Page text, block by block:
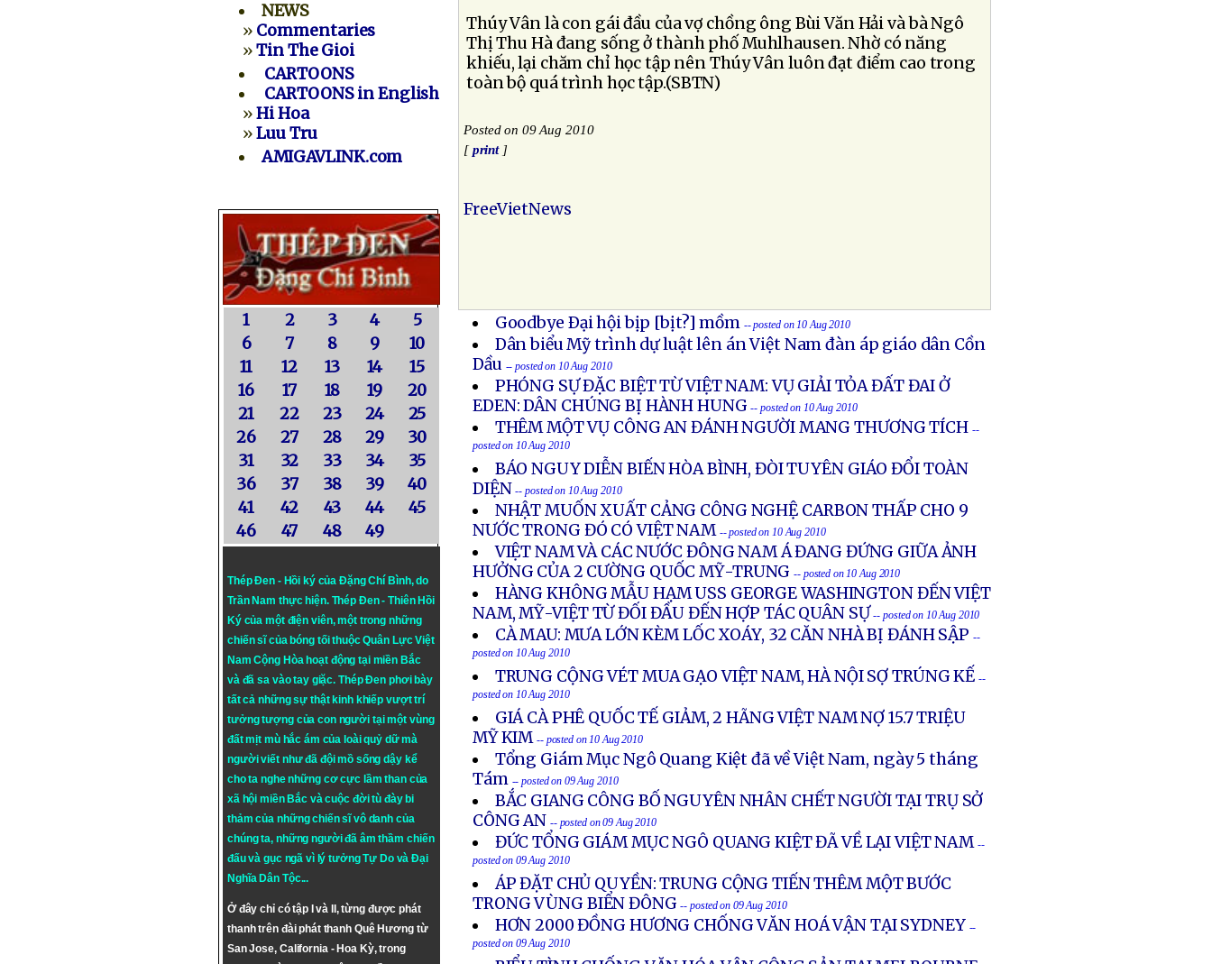
NEWS
» Commentaries
»Tin The Gioi
CARTOONS
CARTOONS in English
»Hi Hoa
»Luu Tru
AMIGAVLINK.com
1 2 3 4
5
6
7 8 9
10
11
12 13 14
15
16
17 18 19
20
21
22 23 24
25
26
27 28 29
30
31
32 33 34
35
36
37 38 39
40
41
42 43 44
45
46
47 48 49
Thép Đen - Hồi ký của Đặng Chí Bình, do
Trần Nam thực hiện. Thép Đen- Thiên Hồi
Ký của một điện viên, một trong những
chiến sĩ của bóng tối thuộc Quân Lực Việt
Nam Cộng Hòa hoạt động tại miền Bắc
và đã sa vào tay giặc. Thép Đen phơi bày
tất cả những sự thật kinh khiếp vượt trí
tưởng tượng của con người tại một vùng
đất mịt mù hắc ám của loài quỷ dữ mà
người viết như đã đội mồ sống dậy kể
cho ta nghe những cơ cực lầm than của
xã hội miền Bắc và cuộc đời tù đày bi
thảm của những chiến sĩ vô danh của
chúng ta, những người đã âm thầm chiến
đấu và gục ngã vì lý tưởngTự DovàĐại
Nghĩa Dân Tộc...
Ở đây chỉ có tập I và II, từng được phát
thanh trên đài phát thanh Quê Hương từ
San Jose, California - Hoa Kỳ, trong
Thúy Vân là con gái đầu của vợ chồng ông Bùi Văn Hải và bà Ngô
Thị Thu Hà đang sống ở thành phố Muhlhausen. Nhờ có năng
khiếu, lại chăm chỉ học tập nên Thúy Vân luôn đạt điểm cao trong
toàn bộ quá trình học tập.(SBTN)
Posted on 09 Aug 2010
[print]
FreeVietNews
Goodbye Ðại hội bịp [bịt?] mồm -- posted on 10 Aug 2010
Dân biểu Mỹ trình dự luật lên án Việt Nam đàn áp giáo dân Cồn
Dầu -- posted on 10 Aug 2010
PHÓNG SỰ ĐẶC BIỆT TỪ VIỆT NAM: VỤ GIẢI TỎA ĐẤT ĐAI Ở
EDEN: DÂN CHÚNG BỊ HÀNH HUNG -- posted on 10 Aug 2010
THÊM MỘT VỤ CÔNG AN ĐÁNH NGƯỜI MANG THƯƠNG TÍCH --
posted on 10 Aug 2010
BÁO NGUY DIỄN BIẾN HÒA BÌNH, ĐÒI TUYÊN GIÁO ĐỔI TOÀN
DIỆN -- posted on 10 Aug 2010
NHẬT MUỐN XUẤT CẢNG CÔNG NGHỆ CARBON THẤP CHO 9
NƯỚC TRONG ĐÓ CÓ VIỆT NAM -- posted on 10 Aug 2010
VIỆT NAM VÀ CÁC NƯỚC ĐÔNG NAM Á ĐANG ĐỨNG GIỮA ẢNH
HƯỞNG CỦA 2 CƯỜNG QUỐC MỸ-TRUNG -- posted on 10 Aug 2010
HÀNG KHÔNG MẪU HẠM USS GEORGE WASHINGTON ĐẾN VIỆT
NAM, MỸ-VIỆT TỪ ĐỐI ĐẦU ĐẾN HỢP TÁC QUÂN SỰ -- posted on 10 Aug 2010
CÀ MAU: MƯA LỚN KÈM LỐC XOÁY, 32 CĂN NHÀ BỊ ĐÁNH SẬP --
posted on 10 Aug 2010
TRUNG CỘNG VÉT MUA GẠO VIỆT NAM, HÀ NỘI SỢ TRÚNG KẾ --
posted on 10 Aug 2010
GIÁ CÀ PHÊ QUỐC TẾ GIẢM, 2 HÃNG VIỆT NAM NỢ 15.7 TRIỆU
MỸ KIM -- posted on 10 Aug 2010
Tổng Giám Mục Ngô Quang Kiệt đã về Việt Nam, ngày 5 tháng
Tám -- posted on 09 Aug 2010
BẮC GIANG CÔNG BỐ NGUYÊN NHÂN CHẾT NGƯỜI TẠI TRỤ SỞ
CÔNG AN -- posted on 09 Aug 2010
ĐỨC TỔNG GIÁM MỤC NGÔ QUANG KIỆT ĐÃ VỀ LẠI VIỆT NAM --
posted on 09 Aug 2010
ÁP ĐẶT CHỦ QUYỀN: TRUNG CỘNG TIẾN THÊM MỘT BƯỚC
TRONG VÙNG BIỂN ĐÔNG -- posted on 09 Aug 2010
HƠN 2000 ĐỒNG HƯƠNG CHỐNG VĂN HOÁ VẬN TẠI SYDNEY --
posted on 09 Aug 2010